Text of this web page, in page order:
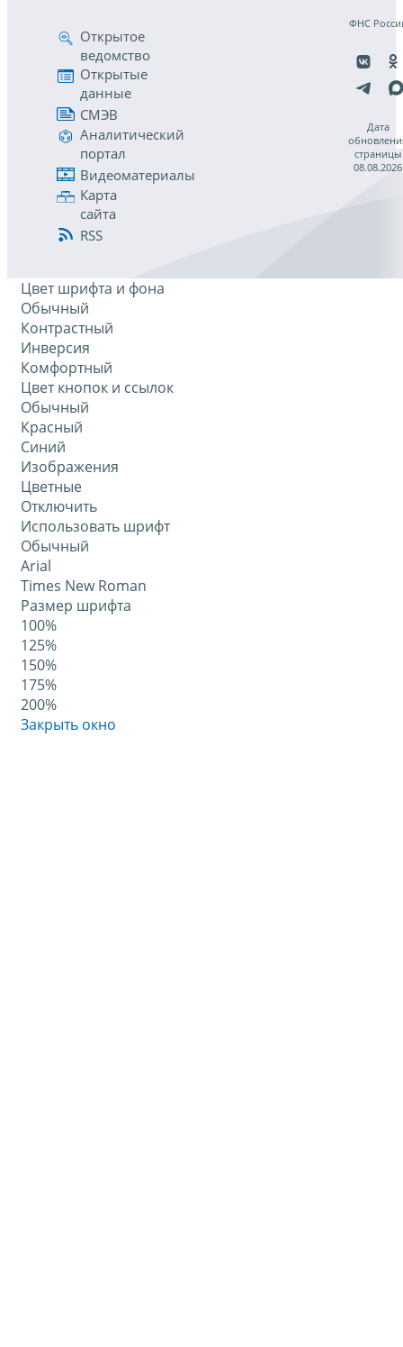
Открытое
ведомство
Открытые
данные
СМЭВ
Аналитический
портал
Видеоматериалы
Карта
сайта
RSS
ФНС
Дата
страницы
08.08.2026
Цвет шрифта и фона
Обычный
Контрастный
Инверсия
Комфортный
Цвет кнопок и ссылок
Обычный
Красный
Синий
Изображения
Цветные
Отключить
Использовать шрифт
Обычный
Arial
Times New Roman
Размер шрифта
100%
125%
150%
175%
200%
Закрыть окно